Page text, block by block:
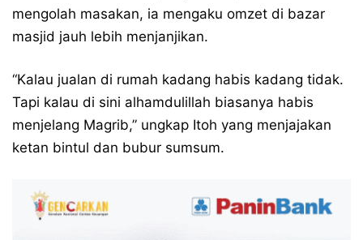
mengolah masakan, ia mengaku omzet di bazar
masjid jauh lebih menjanjikan.
“Kalau jualan di rumah kadang habis kadang tidak.
Tapi kalau di sini alhamdulillah biasanya habis
menjelang Magrib,” ungkap Itoh yang menjajakan
ketan bintul dan bubur sumsum.